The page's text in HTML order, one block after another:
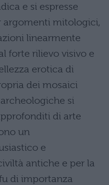
e si espresse
argomenti mitologici,
linearmente
forte rilievo visivo e
erotica di
dei mosaici
si
di arte
un
e
antiche e per la
di importanza